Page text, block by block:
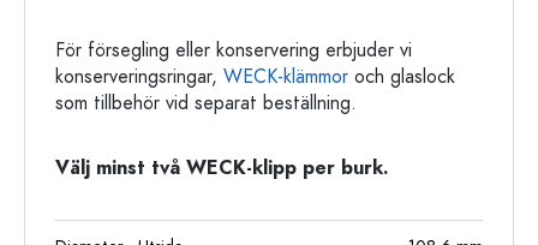
För försegling eller konservering erbjuder vi
konserveringsringar, WECK-klämmor och glaslock
som tillbehör vid separat beställning.
Välj minst två WECK-klipp per burk.